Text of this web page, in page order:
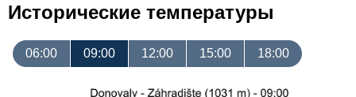
Исторические температуры
06:00 09:00 12:00 15:00 18:00